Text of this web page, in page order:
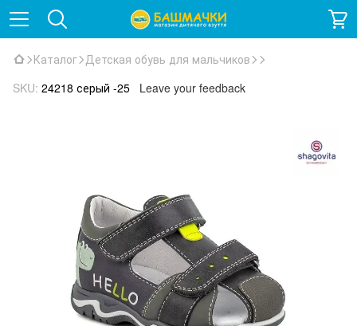
Каталог Детская обувь для мальчиков
SKU: 24218 серый -25 Leave your feedback